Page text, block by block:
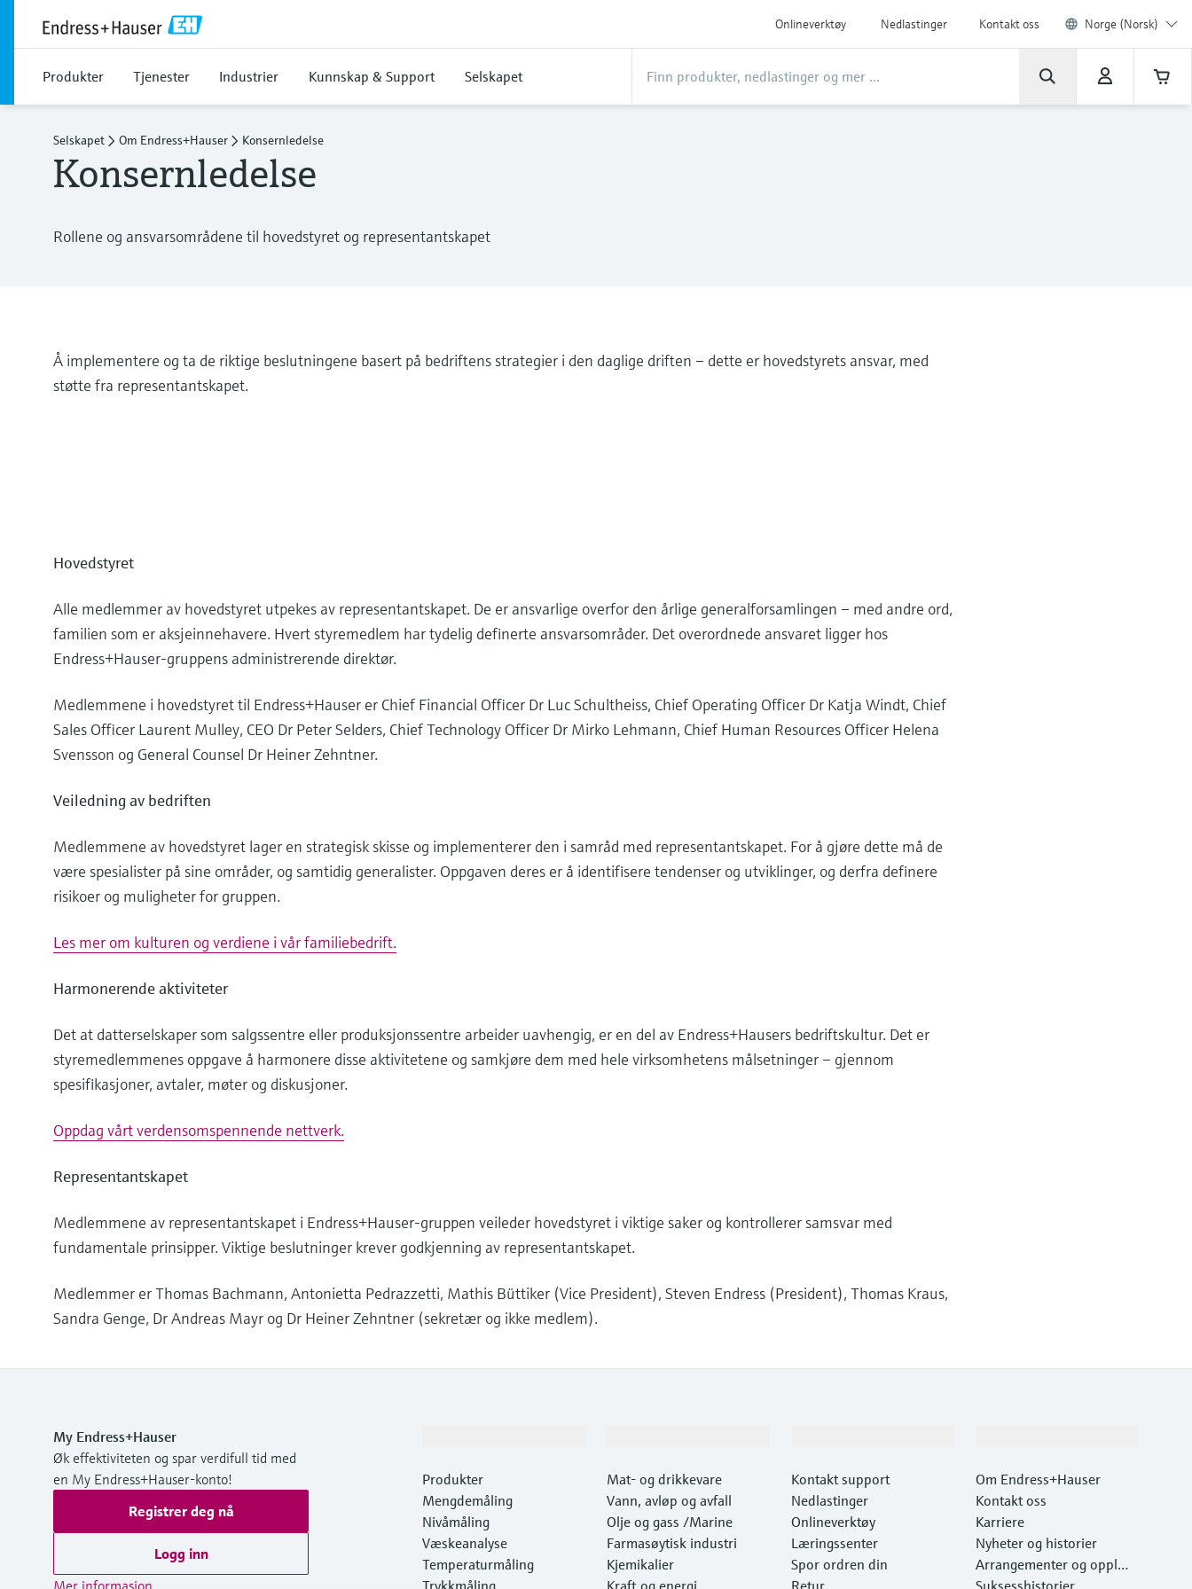
Onlineverktøy Nedlastinger Kontakt oss Norge (Norsk)
Produkter Tjenester Industrier Kunnskap & Support Selskapet
Selskapet Om Endress+Hauser Konsernledelse
Konsernledelse
Rollene og ansvarsområdene til hovedstyret og representantskapet
Å implementere og ta de riktige beslutningene basert på bedriftens strategier i den daglige driften – dette er hovedstyrets ansvar, med
støtte fra representantskapet.
Hovedstyret
Alle medlemmer av hovedstyret utpekes av representantskapet. De er ansvarlige overfor den årlige generalforsamlingen – med andre ord,
familien som er aksjeinnehavere. Hvert styremedlem har tydelig definerte ansvarsområder. Det overordnede ansvaret ligger hos
Endress+Hauser-gruppens administrerende direktør.
Medlemmene i hovedstyret til Endress+Hauser er Chief Financial Officer Dr Luc Schultheiss, Chief Operating Officer Dr Katja Windt, Chief
Sales Officer Laurent Mulley, CEO Dr Peter Selders, Chief Technology Officer Dr Mirko Lehmann, Chief Human Resources Officer Helena
Svensson og General Counsel Dr Heiner Zehntner.
Veiledning av bedriften
Medlemmene av hovedstyret lager en strategisk skisse og implementerer den i samråd med representantskapet. For å gjøre dette må de
være spesialister på sine områder, og samtidig generalister. Oppgaven deres er å identifisere tendenser og utviklinger, og derfra definere
risikoer og muligheter for gruppen.
Les mer om kulturen og verdiene i vår familiebedrift.
Harmonerende aktiviteter
Det at datterselskaper som salgssentre eller produksjonssentre arbeider uavhengig, er en del av Endress+Hausers bedriftskultur. Det er
styremedlemmenes oppgave å harmonere disse aktivitetene og samkjøre dem med hele virksomhetens målsetninger – gjennom
spesifikasjoner, avtaler, møter og diskusjoner.
Oppdag vårt verdensomspennende nettverk.
Representantskapet
Medlemmene av representantskapet i Endress+Hauser-gruppen veileder hovedstyret i viktige saker og kontrollerer samsvar med
fundamentale prinsipper. Viktige beslutninger krever godkjenning av representantskapet.
Medlemmer er Thomas Bachmann, Antonietta Pedrazzetti, Mathis Büttiker (Vice President), Steven Endress (President), Thomas Kraus,
Sandra Genge, Dr Andreas Mayr og Dr Heiner Zehntner (sekretær og ikke medlem).
My Endress+Hauser
Øk effektiviteten og spar verdifull tid med
en My Endress+Hauser-konto!
Registrer deg nå
Logg inn
Mer informasjon
Produkter
Mengdemåling
Nivåmåling
Væskeanalyse
Temperaturmåling
Trykkmåling
Mat- og drikkevare
Vann, avløp og avfall
Olje og gass /Marine
Farmasøytisk industri
Kjemikalier
Kraft og energi
Kontakt support
Nedlastinger
Onlineverktøy
Læringssenter
Spor ordren din
Retur
Om Endress+Hauser
Kontakt oss
Karriere
Nyheter og historier
Arrangementer og opplæri
ng
Suksesshistorier